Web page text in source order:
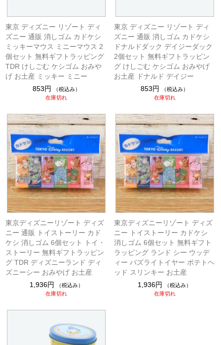
東京 ディズニー リゾート ディ
ズニー 通販 消しゴム カドケシ
ミッキーマウス ミニーマウス 2
個セット 無料ギフトラッピング
TDR けしごむ ケシゴム おみや
げ お土産 ミッキー ミニー
853円
（税込み）
在庫切れ
東京 ディズニー リゾート ディ
ズニー 通販 消しゴム カドケシ
ドナルドダック デイジーダック
2個セット 無料ギフトラッピン
グ けしごむ ケシゴム おみやげ
お土産 ドナルド デイジー
853円
（税込み）
在庫切れ
東京ディズニーリゾート ディズ
ニー 通販 トイストーリー カド
ケシ 消しゴム 6個セット トイ・
ストーリー 無料ギフトラッピン
グ TDR ディズニーランド ディ
ズニーシー おみやげ お土産
1,936円
（税込み）
在庫切れ
東京ディズニーリゾート ディズ
ニー トイストーリー カドケシ
消しゴム 6個セット 無料ギフト
ラッピング ランド シー ウッデ
ィー バズライトイヤー ポテトヘ
ッド スリンキー お土産
1,936円
（税込み）
在庫切れ